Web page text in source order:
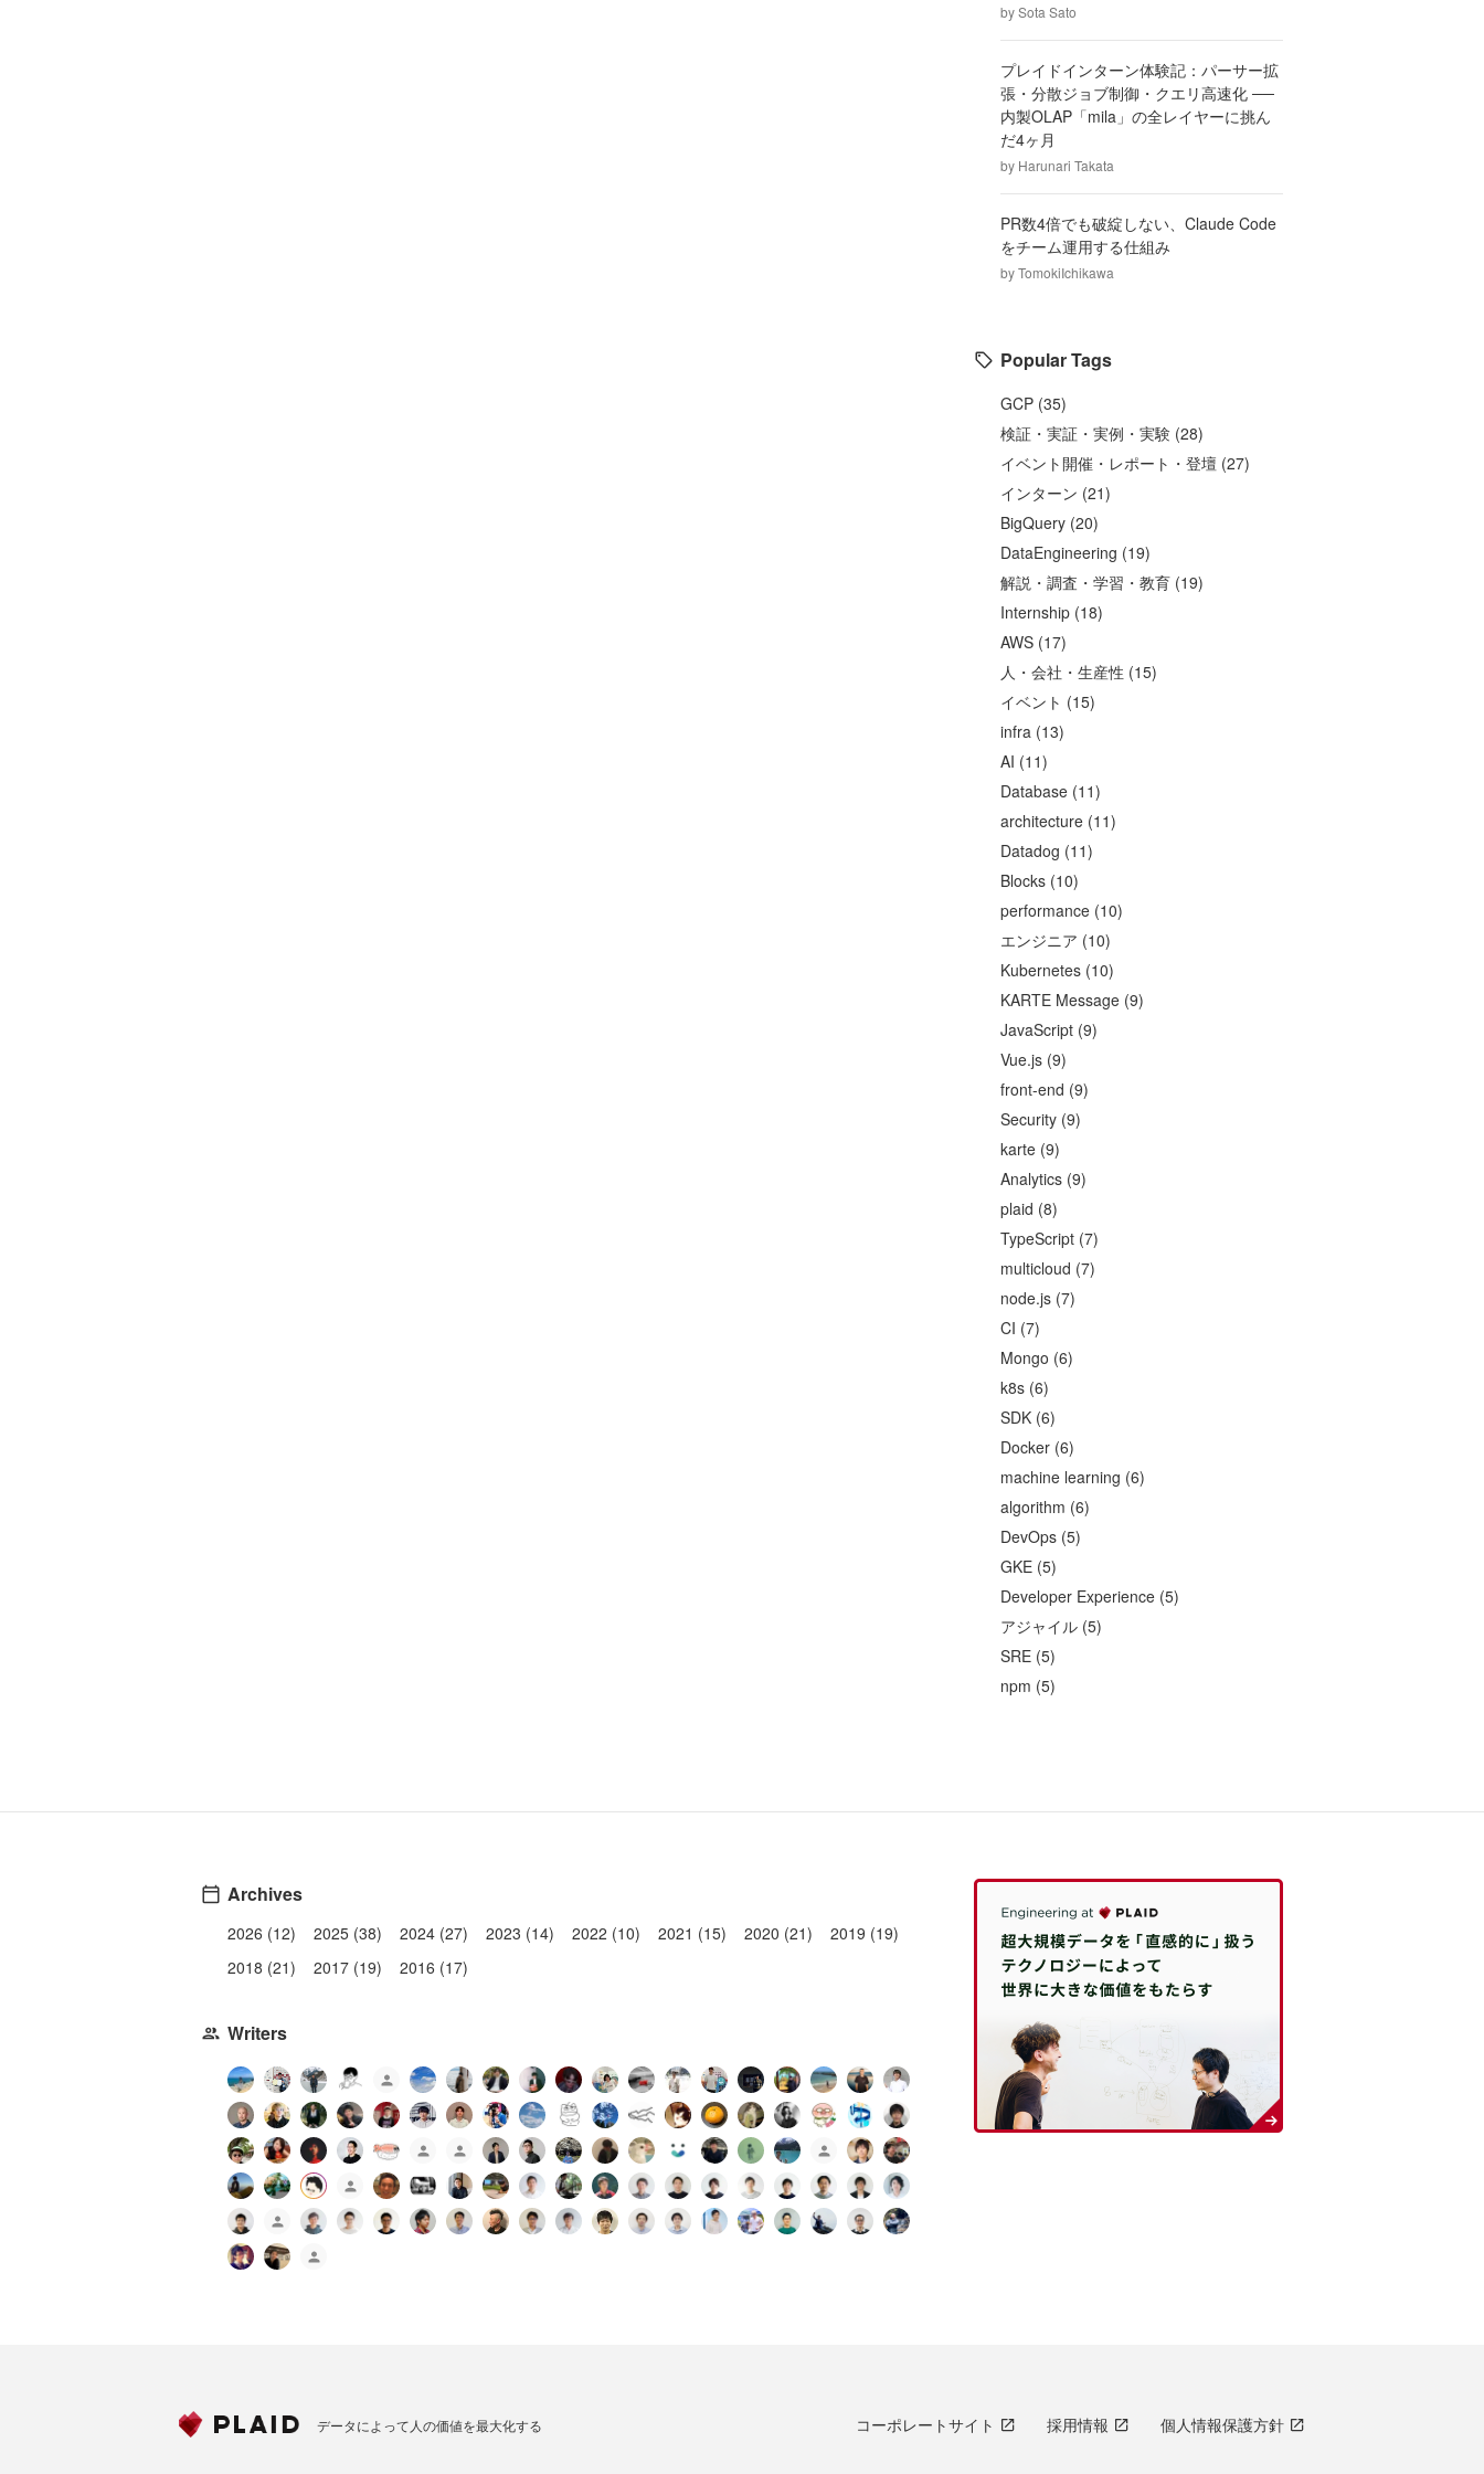
bySota Sato
プレイドインターン体験記：パーサー拡
張・分散ジョブ制御・クエリ高速化 ──
内製OLAP「mila」の全レイヤーに挑ん
だ4ヶ月
by Harunari Takata
PR数4倍でも破綻しない、Claude Code
をチーム運用する仕組み
byTomokiIchikawa
Popular Tags
GCP (35)
検証・実証・実例・実験 (28)
イベント開催・レポート・登壇 (27)
インターン (21)
BigQuery (20)
DataEngineering (19)
解説・調査・学習・教育 (19)
Internship (18)
AWS (17)
人・会社・生産性 (15)
イベント (15)
infra (13)
AI (11)
Database (11)
architecture (11)
Datadog (11)
Blocks (10)
performance (10)
エンジニア (10)
Kubernetes (10)
KARTE Message (9)
JavaScript (9)
Vue.js (9)
front-end (9)
Security (9)
karte (9)
Analytics (9)
plaid (8)
TypeScript (7)
multicloud (7)
node.js (7)
CI (7)
Mongo (6)
k8s (6)
SDK (6)
Docker (6)
machine learning (6)
algorithm (6)
DevOps (5)
GKE (5)
Developer Experience (5)
アジャイル (5)
SRE (5)
npm (5)
Archives
2026 (12) 2025 (38) 2024 (27) 2023 (14) 2022 (10) 2021 (15) 2020 (21)
2019 (19)
2018 (21)
2017 (19) 2016 (17)
Writers
データによって人の価値を最大化する コーポレートサイト 採用情報 個人情報保護方針